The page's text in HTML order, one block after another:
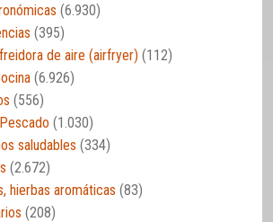
(6.930)
(395)
de aire (airfryer) (112)
(6.926)
(556)
(1.030)
saludables (334)
(2.672)
hierbas aromáticas (83)
(208)